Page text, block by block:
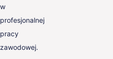
w
profesjonalnej
pracy
zawodowej.